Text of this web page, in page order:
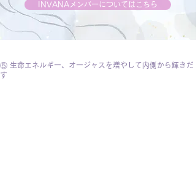
INVANAメンバーについてはこちら
⑤ 生命エネルギー、オージャスを増やして内側から輝きだ
す